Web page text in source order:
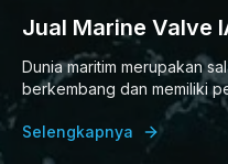
Jual Marine Valve
Dunia maritim merupakan
berkembang dan memiliki
Selengkapnya